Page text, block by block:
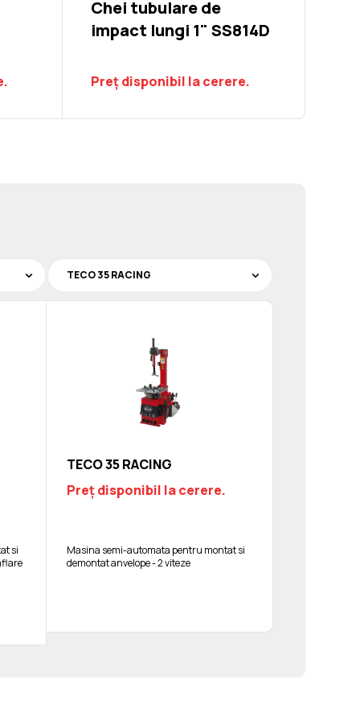
Chei tubulare de
impact lungi 1" SS814D
Preț disponibil la cerere.
si
TECO 35 RACING
Preț disponibil la cerere.
Masina semi-automata pentru montat si
demontat anvelope - 2 viteze